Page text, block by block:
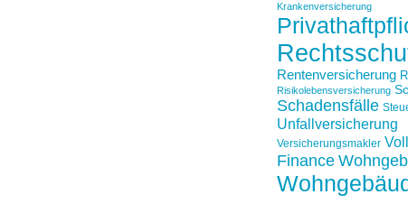
Krankenversicherung
Rentenversicherung
Risikolebensversicherung
Schadensfälle
Unfallversicherung
Versicherungsmakler
Finance